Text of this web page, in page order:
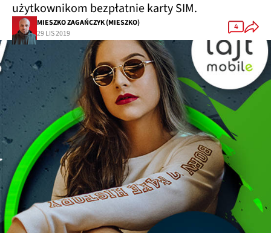
użytkownikom bezpłatnie karty SIM.
MIESZKO ZAGAŃCZYK (MIESZKO)
29 LIS 2019
4